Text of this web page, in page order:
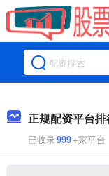
正规配资平台排
已收录999+家平台